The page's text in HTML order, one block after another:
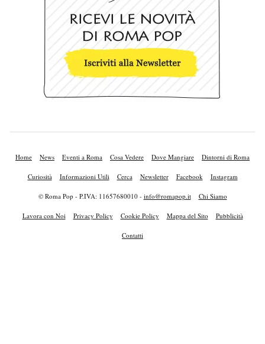
Home News Eventi a Roma Cosa Vedere Dove Mangiare Dintorni di Roma
Curiosità Informazioni Utili Cerca Newsletter Facebook Instagram
© Roma Pop - P.IVA: 11657680010 - info@romapop.it Chi Siamo
Lavora con Noi Privacy Policy Cookie Policy Mappa del Sito Pubblicità
Contatti